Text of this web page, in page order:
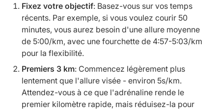
Fixez votre objectif: Basez-vous sur vos temps
récents. Par exemple, si vous voulez courir 50
minutes, vous aurez besoin d'une allure moyenne
de 5:00/km, avec une fourchette de 4:57-5:03/km
pour la flexibilité.
Premiers 3 km: Commencez légèrement plus
lentement que l'allure visée - environ 5s/km.
Attendez-vous à ce que l'adrénaline rende le
premier kilomètre rapide, mais réduisez-la pour